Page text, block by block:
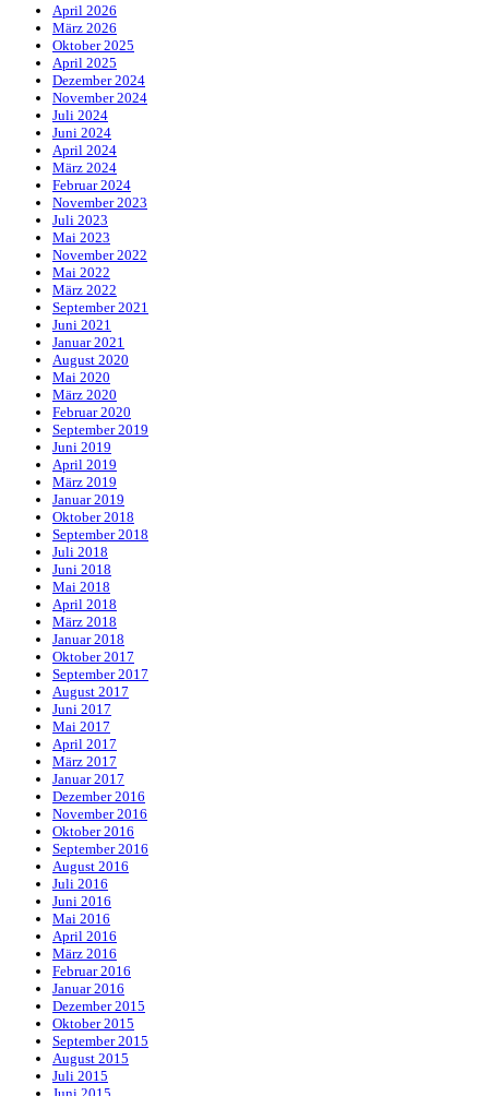
April 2026
März 2026
Oktober 2025
April 2025
Dezember 2024
November 2024
Juli 2024
Juni 2024
April 2024
März 2024
Februar 2024
November 2023
Juli 2023
Mai 2023
November 2022
Mai 2022
März 2022
September 2021
Juni 2021
Januar 2021
August 2020
Mai 2020
März 2020
Februar 2020
September 2019
Juni 2019
April 2019
März 2019
Januar 2019
Oktober 2018
September 2018
Juli 2018
Juni 2018
Mai 2018
April 2018
März 2018
Januar 2018
Oktober 2017
September 2017
August 2017
Juni 2017
Mai 2017
April 2017
März 2017
Januar 2017
Dezember 2016
November 2016
Oktober 2016
September 2016
August 2016
Juli 2016
Juni 2016
Mai 2016
April 2016
März 2016
Februar 2016
Januar 2016
Dezember 2015
Oktober 2015
September 2015
August 2015
Juli 2015